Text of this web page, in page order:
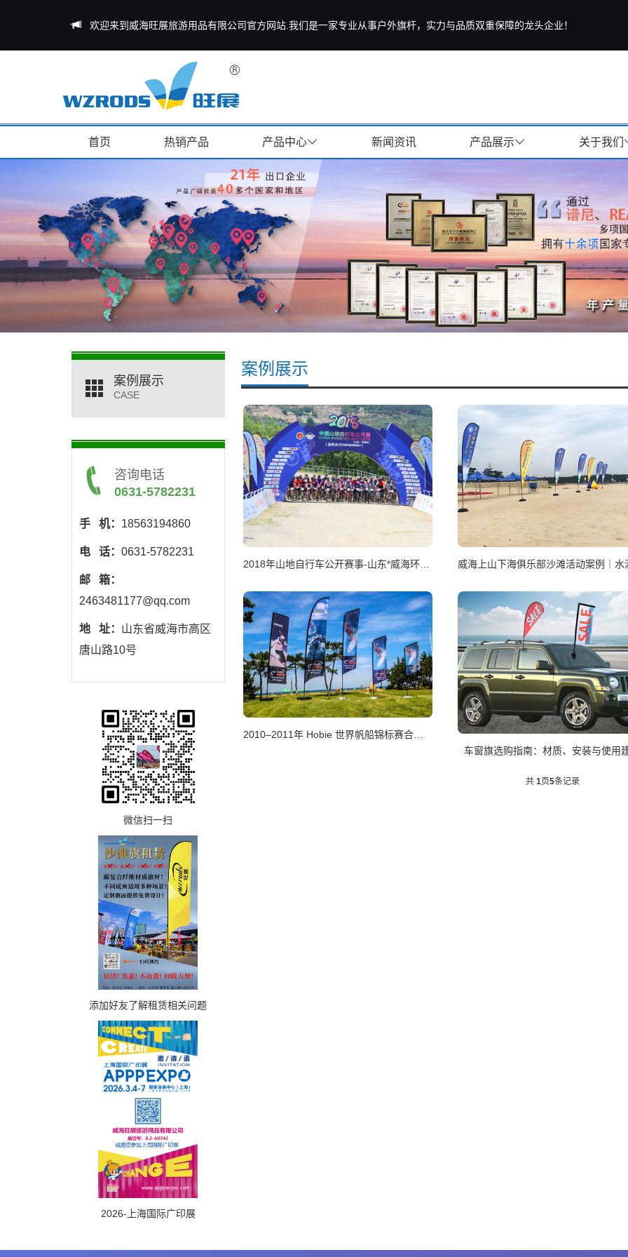
欢迎来到威海旺展旅游用品有限公司官方网站.我们是一家专业从事户外旗杆，实力与品质双重保障的龙头企业！
首页 热销产品 产品中心 新闻资讯 产品展示 关于我们
案例展示
2018年山地自行车公开赛事-山东*威海环翠站
2010–2011年 Hobie 世界帆船锦标赛合作案例
车窗旗选购指南：材质、安装与使用
共 1页5条记录
案例展示
CASE
咨询电话
0631-5782231
手 机： 18563194860
电 话： 0631-5782231
邮 箱：
2463481177@qq.com
地 址： 山东省威海市高区
唐山路10号
微信扫一扫
添加好友了解租赁相关问题
2026-上海国际广印展